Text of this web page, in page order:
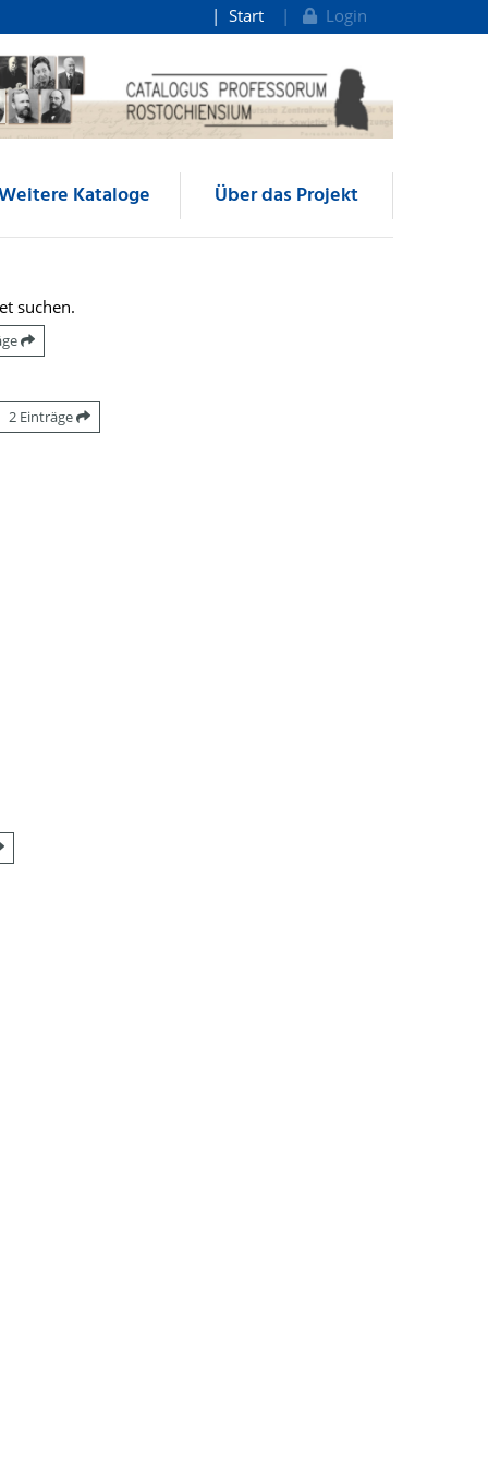
Start Login
Kataloge Über das Projekt
suchen.
2 Einträge